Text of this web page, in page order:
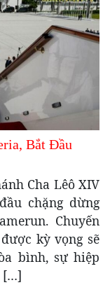
Bắt Đầu
Cha Lêô XIV
chặng dừng
Chuyến
kỳ vọng sẽ
bình, sự hiệp
[…]